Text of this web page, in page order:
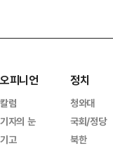
오피니언
칼럼
기자의 눈
기고
정치
청와대
국회/정당
북한